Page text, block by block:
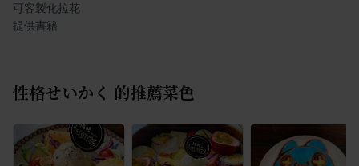
可客製化拉花
提供書籍
性格せいかく 的推薦菜色